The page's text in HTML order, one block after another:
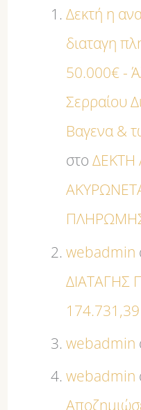
Δεκτή η
διαταγη
50.000€ -
Σερραίου
Βαγενα &
στο
webadmin
webadmin
webadmin